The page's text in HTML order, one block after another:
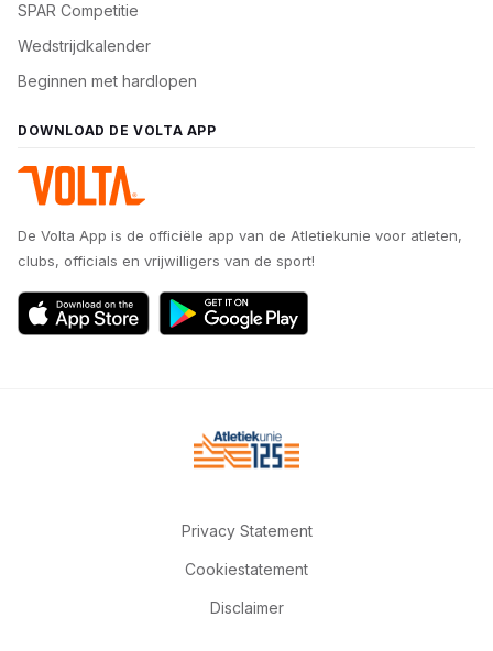
SPAR Competitie
Wedstrijdkalender
Beginnen met hardlopen
DOWNLOAD DE VOLTA APP
De Volta App is de officiële app van de Atletiekunie voor atleten,
clubs, officials en vrijwilligers van de sport!
Privacy Statement
Cookiestatement
Disclaimer